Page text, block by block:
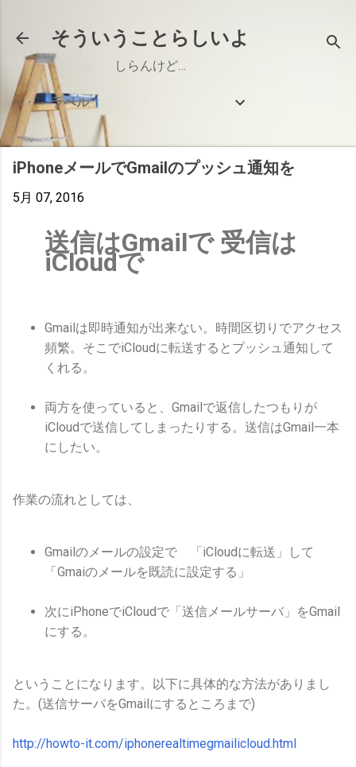
そういうことらしいよ
しらんけど…
ラベル
iPhoneメールでGmailのプッシュ通知を
5月 07, 2016
送信はGmailで 受信は
iCloudで
Gmailは即時通知が出来ない。時間区切りでアクセス
頻繁。そこでiCloudに転送するとプッシュ通知して
くれる。
両方を使っていると、Gmailで返信したつもりが
iCloudで送信してしまったりする。送信はGmail一本
にしたい。
作業の流れとしては、
Gmailのメールの設定で 「iCloudに転送」して
「Gmaiのメールを既読に設定する」
次にiPhoneでiCloudで「送信メールサーバ」をGmail
にする。
ということになります。以下に具体的な方法がありまし
た。(送信サーバをGmailにするところまで)
http://howto-it.com/iphonerealtimegmailicloud.html